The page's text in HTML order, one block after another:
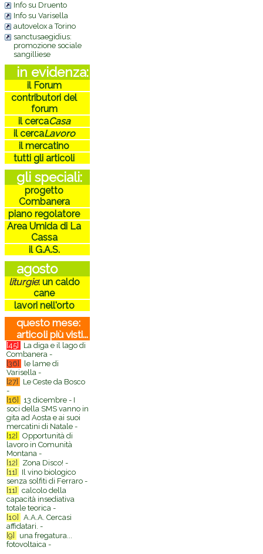
Info su Druento
Info su Varisella
autovelox a Torino
sanctusaegidius:
promozione sociale
sangilliese
in evidenza:
il Forum
contributori del
forum
il cercaCasa
il cercaLavoro
il mercatino
tutti gli articoli
gli speciali:
progetto
Combanera
piano regolatore
Area Umida di La
Cassa
il G.A.S.
agosto
liturgie:un caldo
cane
lavori nell'orto
questo mese:
articoli più visti...
[45]
La diga e il lago di
Combanera -
[36]
le lame di
Varisella -
[27]
Le Ceste da Bosco
-
[16]
13 dicembre - I
soci della SMS vanno in
gita ad Aosta e ai suoi
mercatini di Natale -
[12]
Opportunità di
lavoro in Comunità
Montana -
[12]
Zona Disco! -
[11]
Il vino biologico
senza solfiti di Ferraro -
[11]
calcolo della
capacità insediativa
totale teorica -
[10]
A.A.A. Cercasi
affidatari. -
[9]
una fregatura...
fotovoltaica -